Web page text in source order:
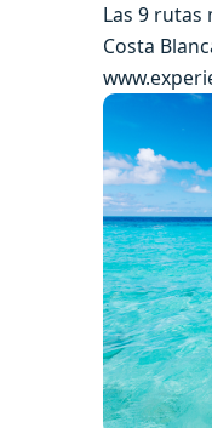
Las 9 rutas
Costa